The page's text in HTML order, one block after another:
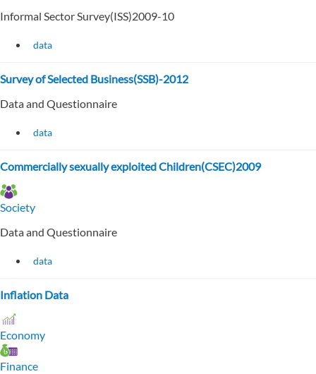
Informal Sector Survey(ISS)2009-10
data
Survey of Selected Business(SSB)-2012
Data and Questionnaire
data
Commercially sexually exploited Children(CSEC)2009
Society
Data and Questionnaire
data
Inflation Data
Economy
Finance